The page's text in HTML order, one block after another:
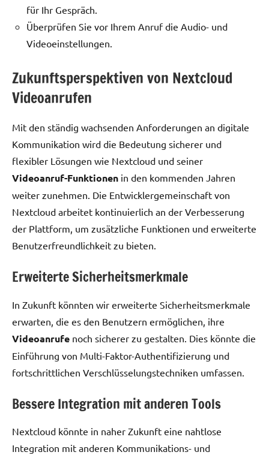
für Ihr Gespräch.
Überprüfen Sie vor Ihrem Anruf die Audio- und
Videoeinstellungen.
Zukunftsperspektiven von Nextcloud
Videoanrufen
Mit den ständig wachsenden Anforderungen an digitale
Kommunikation wird die Bedeutung sicherer und
flexibler Lösungen wie Nextcloud und seiner
Videoanruf-Funktionen in den kommenden Jahren
weiter zunehmen. Die Entwicklergemeinschaft von
Nextcloud arbeitet kontinuierlich an der Verbesserung
der Plattform, um zusätzliche Funktionen und erweiterte
Benutzerfreundlichkeit zu bieten.
Erweiterte Sicherheitsmerkmale
In Zukunft könnten wir erweiterte Sicherheitsmerkmale
erwarten, die es den Benutzern ermöglichen, ihre
Videoanrufe noch sicherer zu gestalten. Dies könnte die
Einführung von Multi-Faktor-Authentifizierung und
fortschrittlichen Verschlüsselungstechniken umfassen.
Bessere Integration mit anderen Tools
Nextcloud könnte in naher Zukunft eine nahtlose
Integration mit anderen Kommunikations- und